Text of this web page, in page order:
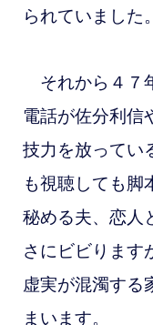
られていました。
それから４７
電話が佐分利信
技力を放ってい
も視聴しても脚
秘める夫、恋人
さにビビります
虚実が混濁する
まいます。